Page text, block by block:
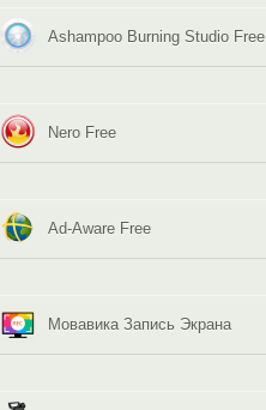
Ashampoo Burning Studio Free
Nero Free
Ad-Aware Free
Мовавика Запись Экрана